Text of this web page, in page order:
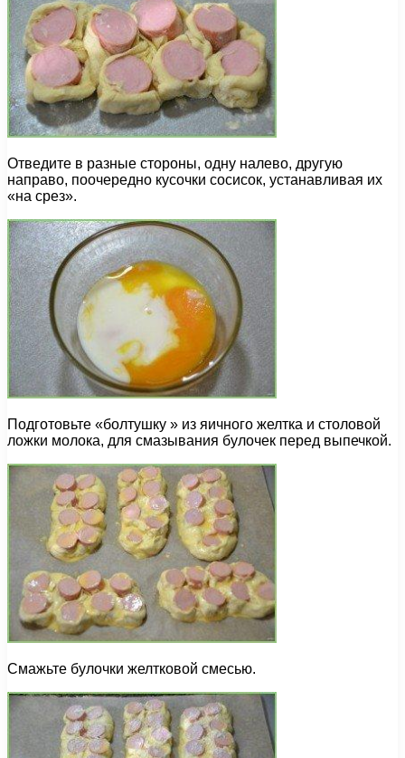
Отведите в разные стороны, одну налево, другую
направо, поочередно кусочки сосисок, устанавливая их
«на срез».
Подготовьте «болтушку » из яичного желтка и столовой
ложки молока, для смазывания булочек перед выпечкой.
Смажьте булочки желтковой смесью.